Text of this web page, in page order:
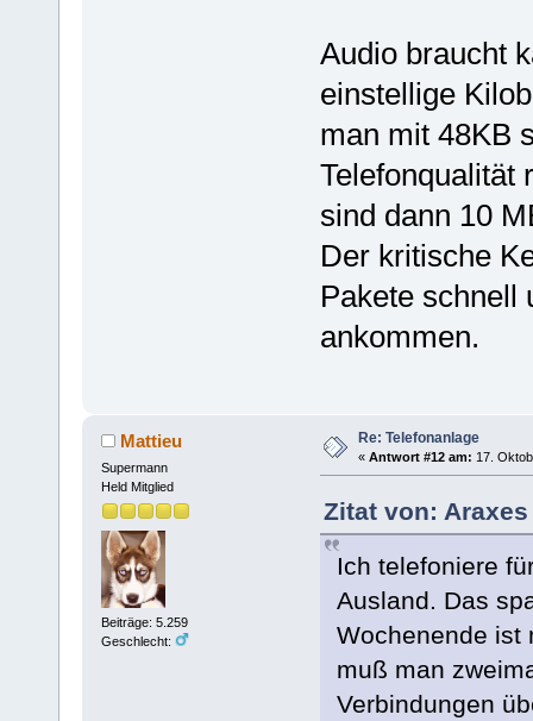
Audio braucht
einstellige
man mit 48KB
Telefonqualität
sind dann 10
Der kritische
Pakete schnell
ankommen.
Mattieu
Supermann
Held Mitglied
Beiträge: 5.259
Geschlecht:
Re: Telefonanlage
« Antwort #12 am: 17.
Zitat von: Araxes
Ich telefoniere
Ausland. Das
Wochenende ist
muß man
Verbindungen